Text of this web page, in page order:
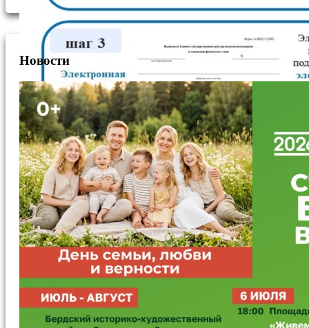
(МБОУ СОШ
№ 5). ✔️
Всем,...
2026.06.15
12:42Как
получить
моментально?
Новости